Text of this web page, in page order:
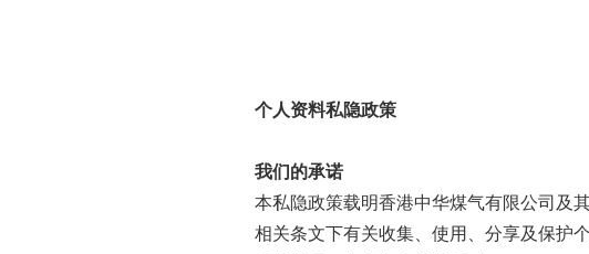
个人资料私隐政策
我们的承诺
本私隐政策载明香港中华煤气有限公司及
相关条文下有关收集、使用、分享及保护